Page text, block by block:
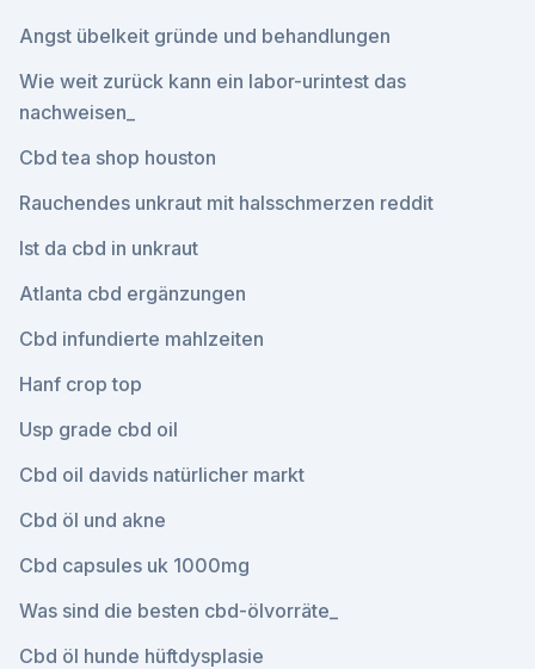
Angst übelkeit gründe und behandlungen
Wie weit zurück kann ein labor-urintest das
nachweisen_
Cbd tea shop houston
Rauchendes unkraut mit halsschmerzen reddit
Ist da cbd in unkraut
Atlanta cbd ergänzungen
Cbd infundierte mahlzeiten
Hanf crop top
Usp grade cbd oil
Cbd oil davids natürlicher markt
Cbd öl und akne
Cbd capsules uk 1000mg
Was sind die besten cbd-ölvorräte_
Cbd öl hunde hüftdysplasie